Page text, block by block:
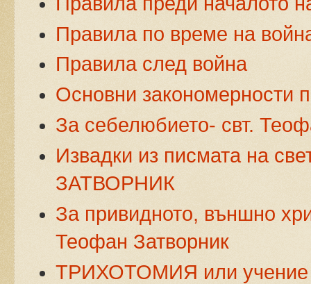
Правила по време на
Правила след война
Основни закономерности
За себелюбието- свт.
Извадки из писмата на
ЗАТВОРНИК
За привидното, външно
Теофан Затворник
ТРИХОТОМИЯ или учение